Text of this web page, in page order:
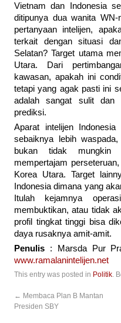
Vietnam dan Indonesia
ditipunya dua wanita
pertanyaan intelijen,
terkait dengan situasi
Selatan? Target utama
Utara. Dari
kawasan, apakah ini
tetapi yang agak pasti ini
adalah sangat sulit dan
prediksi.
Aparat intelijen
sebaiknya lebih
bukan tidak mungkin
mempertajam
Korea Utara. Target
Indonesia dimana yang
Itulah kejamnya
membuktikan, atau tidak
profil tingkat tinggi bisa
daya rusaknya amit-amit.
Penulis : Marsda Pur
www.ramalanintelijen.net
This entry was posted in Politik .
← Membaca Plan B Mantan
Presiden SBY